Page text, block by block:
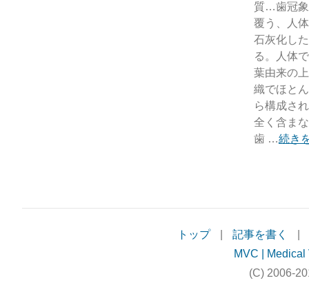
質…歯冠
覆う、人
石灰化し
る。人体
葉由来の
織でほと
ら構成さ
全く含ま
歯 …続き
トップ 記事を書く
MVC |
(C) 2006-